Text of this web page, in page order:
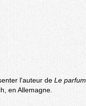
l'auteur de Le parfum
en Allemagne.